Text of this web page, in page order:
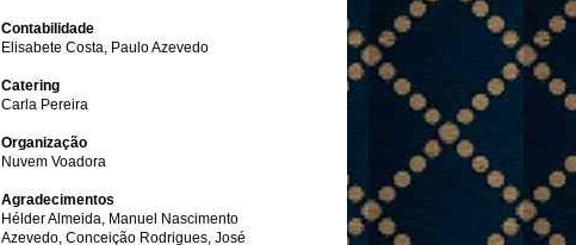
Contabilidade
Elisabete Costa, Paulo Azevedo
Catering
Carla Pereira
Organização
Nuvem Voadora
Agradecimentos
Hélder Almeida, Manuel Nascimento
Azevedo, Conceição Rodrigues, José